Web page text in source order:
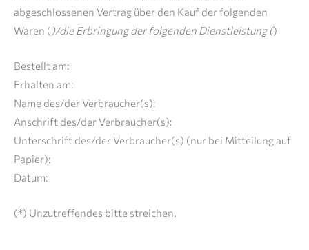
abgeschlossenen Vertrag über den Kauf der folgenden
Waren ( )/die Erbringung der folgenden Dienstleistung ()
Bestellt am:
Erhalten am:
Name des/der Verbraucher(s):
Anschrift des/der Verbraucher(s):
Unterschrift des/der Verbraucher(s) (nur bei Mitteilung auf
Papier):
Datum:
(*) Unzutreffendes bitte streichen.